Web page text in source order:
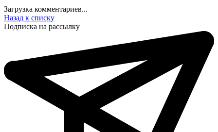
Загрузка комментариев...
Назад к списку
Подписка на рассылку